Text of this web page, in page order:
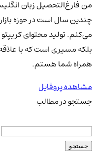
من فارغ‌التحصیل زبان
چندین سال است در حوزه
می‌کنم. تولید محتوای
بلکه مسیری است که با
همراه شما هستم.
مشاهده پروفایل
جستجو در مطالب
جستجو